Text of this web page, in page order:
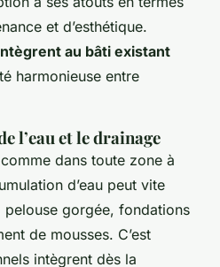
et d’esthétique.
au bâti existant
harmonieuse entre
l’eau et le drainage
dans toute zone à
d’eau peut vite
gorgée, fondations
de mousses. C’est
intègrent dès la